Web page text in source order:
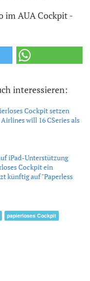
im AUA Cockpit -
interessieren:
Cockpit setzen
will 16 CSeries als
iPad-Unterstützung
Cockpit ein
künftig auf "Paperless
papierloses Cockpit